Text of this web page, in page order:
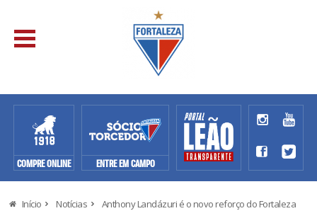
COMPRE ONLINE ENTRE EM CAMPO
Início Notícias Anthony Landázuri é o novo reforço do Fortaleza